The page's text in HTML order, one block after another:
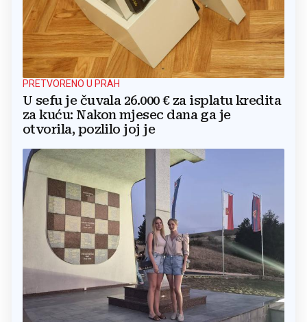
PRETVORENO U PRAH
U sefu je čuvala 26.000 € za isplatu kredita
za kuću: Nakon mjesec dana ga je
otvorila, pozlilo joj je